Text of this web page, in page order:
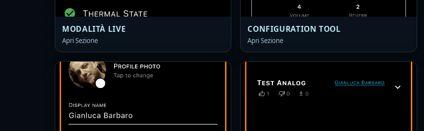
MODALITÀ LIVE
Apri Sezione
CONFIGURATION TOOL
Apri Sezione